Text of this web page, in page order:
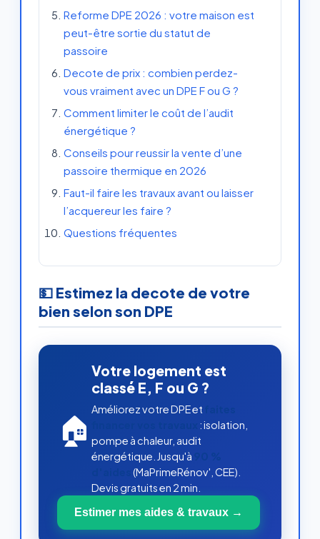
Reforme DPE 2026 : votre maison est
peut-être sortie du statut de
passoire
Decote de prix : combien perdez-
vous vraiment avec un DPE F ou G ?
Comment limiter le coût de l’audit
énergétique ?
Conseils pour reussir la vente d’une
passoire thermique en 2026
Faut-il faire les travaux avant ou laisser
l’acquereur les faire ?
Questions fréquentes
💵 Estimez la decote de votre
bien selon son DPE
🏠
Votre logement est
classé E, F ou G ?
Améliorez votre DPE et
: isolation,
pompe à chaleur, audit
énergétique. Jusqu'à
(MaPrimeRénov', CEE).
Devis gratuits en 2 min.
Estimer mes aides & travaux →